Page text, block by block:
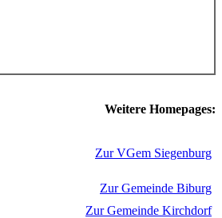
Weitere Homepages:
Zur VGem Siegenburg
Zur Gemeinde Biburg
Zur Gemeinde Kirchdorf